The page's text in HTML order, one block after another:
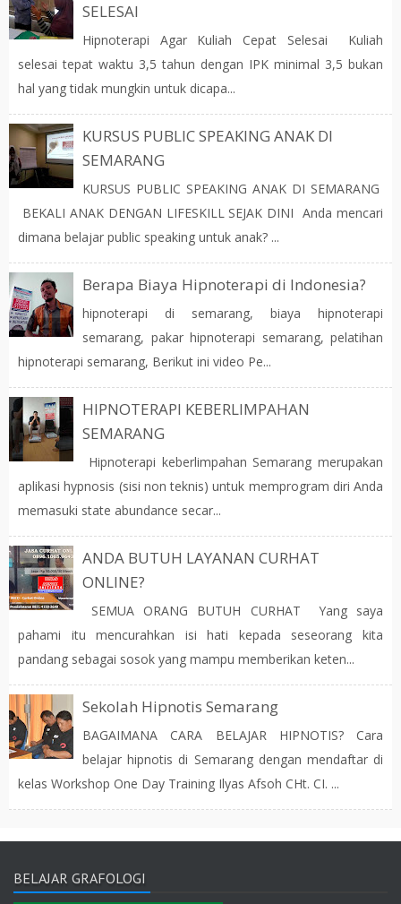
SELESAI
Hipnoterapi Agar Kuliah Cepat Selesai Kuliah
selesai tepat waktu 3,5 tahun dengan IPK minimal 3,5 bukan
hal yang tidak mungkin untuk dicapa...
KURSUS PUBLIC SPEAKING ANAK DI
SEMARANG
KURSUS PUBLIC SPEAKING ANAK DI SEMARANG
BEKALI ANAK DENGAN LIFESKILL SEJAK DINI Anda mencari
dimana belajar public speaking untuk anak? ...
Berapa Biaya Hipnoterapi di Indonesia?
hipnoterapi di semarang, biaya hipnoterapi
semarang, pakar hipnoterapi semarang, pelatihan
hipnoterapi semarang, Berikut ini video Pe...
HIPNOTERAPI KEBERLIMPAHAN
SEMARANG
Hipnoterapi keberlimpahan Semarang merupakan
aplikasi hypnosis (sisi non teknis) untuk memprogram diri Anda
memasuki state abundance secar...
ANDA BUTUH LAYANAN CURHAT
ONLINE?
SEMUA ORANG BUTUH CURHAT Yang saya
pahami itu mencurahkan isi hati kepada seseorang kita
pandang sebagai sosok yang mampu memberikan keten...
Sekolah Hipnotis Semarang
BAGAIMANA CARA BELAJAR HIPNOTIS? Cara
belajar hipnotis di Semarang dengan mendaftar di
kelas Workshop One Day Training Ilyas Afsoh CHt. CI. ...
BELAJAR GRAFOLOGI